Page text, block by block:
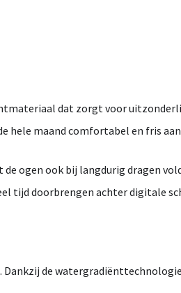
dat zorgt voor
hele maand comfortabel en fris
de ogen ook bij langdurig dragen
tijd doorbrengen achter digitale
dewatergradiënttechnologie